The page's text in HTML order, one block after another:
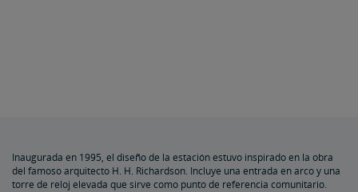
Inaugurada en 1995, el diseño de la estación estuvo inspirado en la obra
del famoso arquitecto H. H. Richardson. Incluye una entrada en arco y una
torre de reloj elevada que sirve como punto de referencia comunitario.